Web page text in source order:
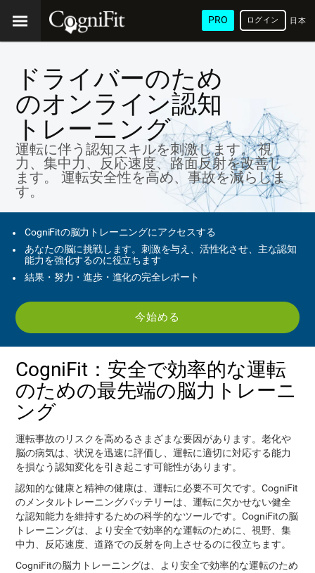
PRO 日本
語
ログイン
ドライバーのため
のオンライン認知
トレーニング
運転に伴う認知スキルを刺激します。 視
力、集中力、反応速度、路面反射を改善し
ます。 運転安全性を高め、事故を減らしま
す。
CogniFitの脳力トレーニングにアクセスする
あなたの脳に挑戦します。刺激を与え、活性化させ、主な認知
能力を強化するのに役立ちます
結果・努力・進歩・進化の完全レポート
今始める
CogniFit：安全で効率的な運転
のための最先端の脳力トレーニ
ング
運転事故のリスクを高めるさまざまな要因があります。老化や
脳の病気は、状況を迅速に評価し、運転に適切に対応する能力
を損なう認知変化を引き起こす可能性があります。
認知的な健康と精神の健康は、運転に必要不可欠です。CogniFit
のメンタルトレーニングバッテリーは、運転に欠かせない健全
な認知能力を維持するための科学的なツールです。CogniFitの脳
トレーニングは、より安全で効率的な運転のために、視野、集
中力、反応速度、道路での反射を向上させるのに役立ちます。
CogniFitの脳力トレーニングは、より安全で効率的な運転のため